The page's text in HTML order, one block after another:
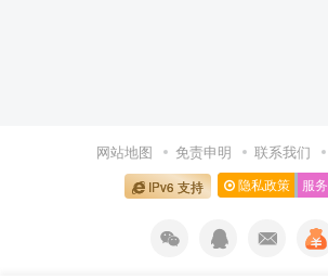
网站地图 免责申明 联系我们
IPv6 支持 隐私政策 服